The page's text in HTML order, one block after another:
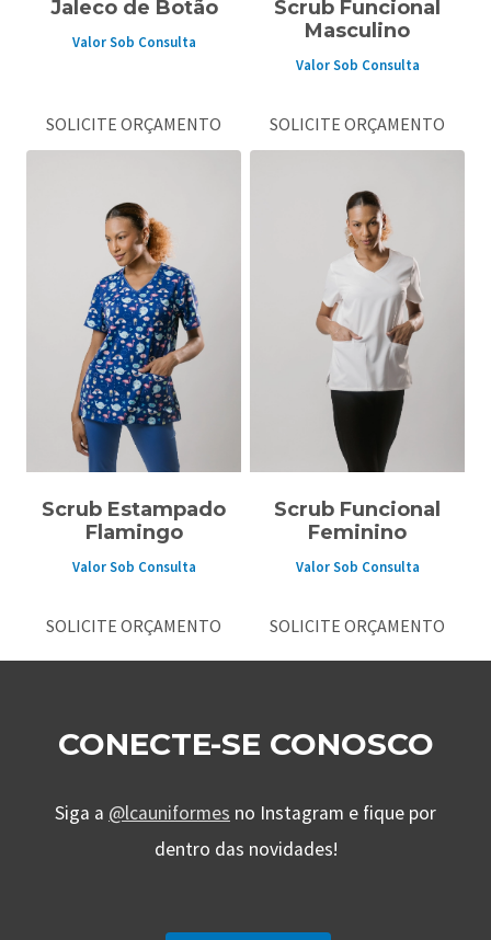
Jaleco de Botão
Valor Sob Consulta
SOLICITE ORÇAMENTO
Scrub Funcional
Masculino
Valor Sob Consulta
SOLICITE ORÇAMENTO
Scrub Estampado
Flamingo
Valor Sob Consulta
SOLICITE ORÇAMENTO
Scrub Funcional
Feminino
Valor Sob Consulta
SOLICITE ORÇAMENTO
CONECTE-SE CONOSCO
Siga a @lcauniformes no Instagram e fique por
dentro das novidades!